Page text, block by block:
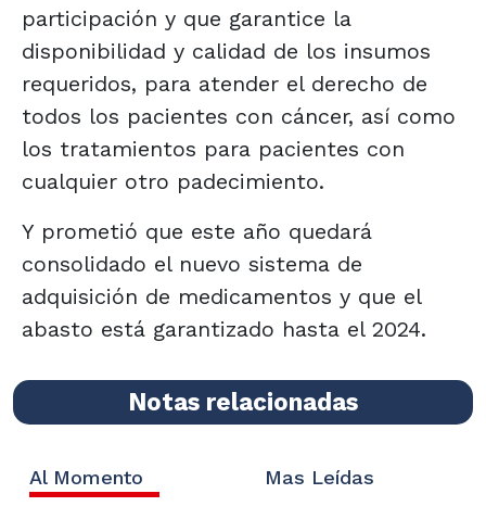
participación y que garantice la
disponibilidad y calidad de los insumos
requeridos, para atender el derecho de
todos los pacientes con cáncer, así como
los tratamientos para pacientes con
cualquier otro padecimiento.
Y prometió que este año quedará
consolidado el nuevo sistema de
adquisición de medicamentos y que el
abasto está garantizado hasta el 2024.
Notas relacionadas
Al Momento Mas Leídas